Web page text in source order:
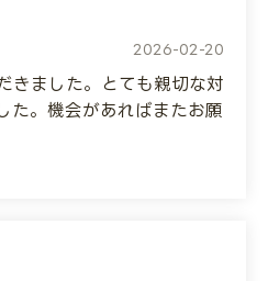
and made a new key
the
about 30 minutes
so I could use it as a
are a very kind
2026-02-20
きました。とても親切な対
た。機会があればまたお願
ease. I would like to ask
have the opportunity.